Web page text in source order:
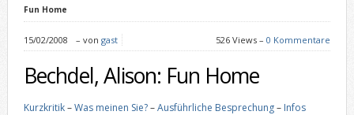
Fun Home
15/02/2008 – von gast 526 Views –0 Kommentare
Bechdel, Alison: Fun Home
Kurzkritik–Was meinen Sie?–Ausführliche Besprechung– Infos